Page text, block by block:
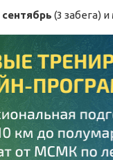
сентябрь (3 забега) и